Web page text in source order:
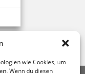
wie Cookies, um
Wenn du diesen